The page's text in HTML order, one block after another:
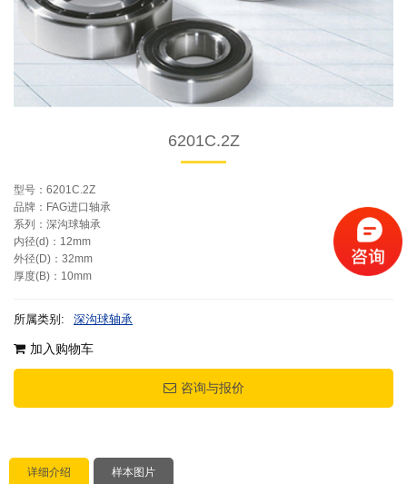
6201C.2Z
型号：6201C.2Z
品牌：FAG进口轴承
系列：深沟球轴承
内径(d)：12mm
外径(D)：32mm
厚度(B)：10mm
所属类别: 深沟球轴承
加入购物车
咨询与报价
详细介绍 样本图片